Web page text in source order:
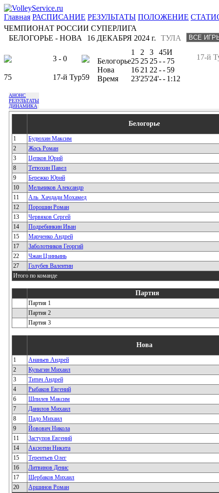
Главная РАСПИСАНИЕ РЕЗУЛЬТАТЫ ПОЛОЖЕНИЕ
ЧЕМПИОНАТ РОССИИ СУПЕРЛИГА
БЕЛОГОРЬЕ - НОВА
ТУЛА
16 ДЕКАБРЯ 2024 г.
3 - 0
75 17-й Тур59
17-й
1 2 3 45И
Белогорье25 25 25-- 75
Нова
16 21 22 -- 59
Время
23'25'24'-- 1:12
АНОНС
РЕЗУЛЬТАТЫ
ДИНАМИКА
Белогорье
1
Будюхин Максим
2
Жось Роман
3
Цепков Юрий
8
Тетюхин Павел
9
Бережко Юрий
10
Мельников Александр
11
Аль_Хачдади Мохамед
12
Порошин Роман
13
Червяков Сергей
14
Подребинкин Иван
15
Марченко Андрей
17
Заболотников Георгий
22
Чжан Цзиньинь
27
Голубев Валентин
Итого по команде
Партия
Партия 1
Партия 2
Партия 3
Нова
1
Ананьев Андрей
2
Кулыгин Михаил
3
Титич Андрей
4
Рыбаков Евгений
6
Шпилев Максим
7
Данилов Михаил
8
Падо Михаил
9
Йовович Никола
11
Заступов Евгений
14
Аксютин Никита
15
Терентьев Олег
16
Литвинов Денис
17
Щербаков Михаил
20
Аршинов Роман